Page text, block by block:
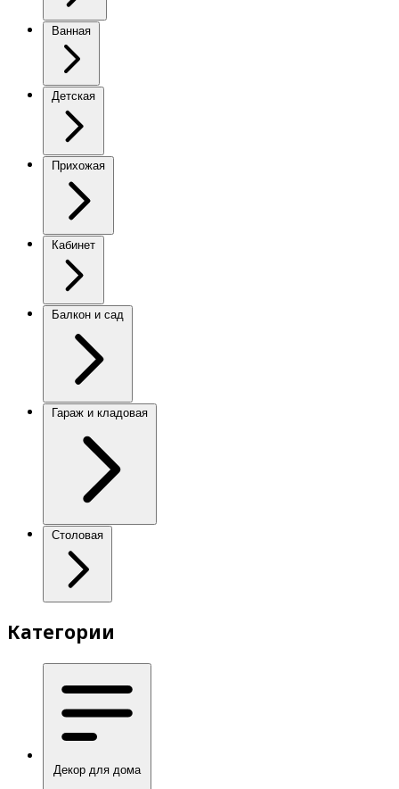
Ванная
Детская
Прихожая
Кабинет
Балкон и сад
Гараж и кладовая
Столовая
Категории
Декор для дома